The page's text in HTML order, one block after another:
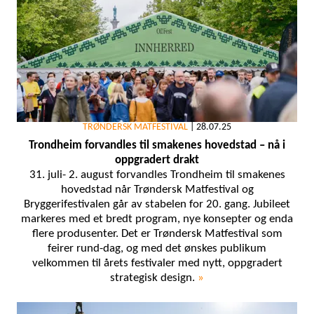
TRØNDERSK MATFESTIVAL 28.07.25
Trondheim forvandles til smakenes hovedstad – nå i
oppgradert drakt
31. juli- 2. august forvandles Trondheim til smakenes
hovedstad når Trøndersk Matfestival og
Bryggerifestivalen går av stabelen for 20. gang. Jubileet
markeres med et bredt program, nye konsepter og enda
flere produsenter. Det er Trøndersk Matfestival som
feirer rund-dag, og med det ønskes publikum
velkommen til årets festivaler med nytt, oppgradert
strategisk design. »